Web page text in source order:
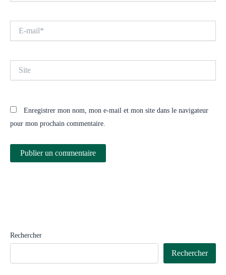
mail*
Enregistrer mon nom, mon e-mail et mon site dans le navigateur
pour mon prochain commentaire.
Rechercher
Rechercher